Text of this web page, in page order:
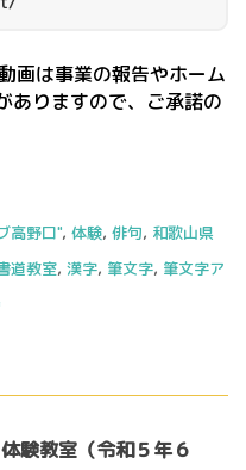
画は事業の報告やホーム
ありますので、ご承諾の
高野口", 体験, 俳句, 和歌山県
道教室, 漢字, 筆文字, 筆文字ア
験教室（令和５年６